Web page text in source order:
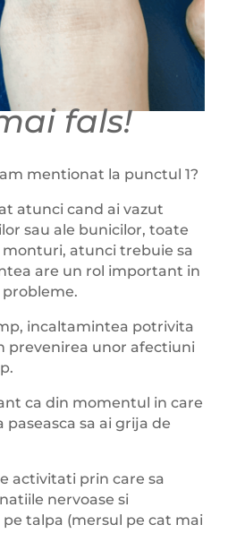
fals!
mentionat la punctul 1?
atunci cand ai vazut
sau ale bunicilor, toate
atunci trebuie sa
are un rol important in
incaltamintea potrivita
prevenirea unor afectiuni
ca din momentul in care
paseasca sa ai grija de
activitati prin care sa
nervoase si
talpa (mersul pe cat mai